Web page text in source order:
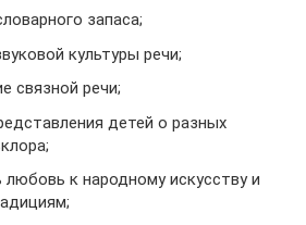
запаса;
культуры речи;
связной речи;
детей о разных
к народному искусству и